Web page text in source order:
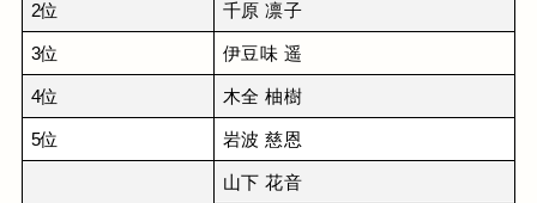
2位 千原 凛子
3位 伊豆味 遥
4位 木全 柚樹
5位 岩波 慈恩
山下 花音